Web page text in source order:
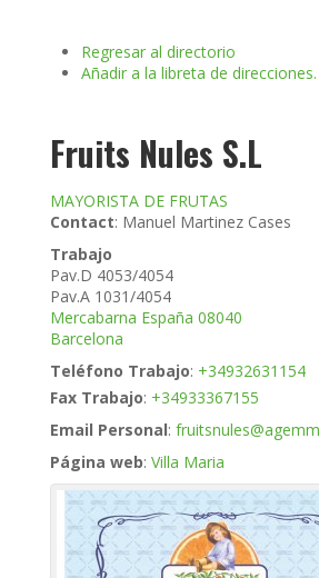
Regresar al directorio
Añadir a la libreta de direcciones.
Fruits Nules S.L
MAYORISTA DE FRUTAS
Contact: Manuel Martinez Cases
Trabajo
Pav.D 4053/4054
Pav.A 1031/4054
Mercabarna España 08040
Barcelona
Teléfono Trabajo: +34932631154
Fax Trabajo: +34933367155
Email Personal:
Página web: Villa Maria